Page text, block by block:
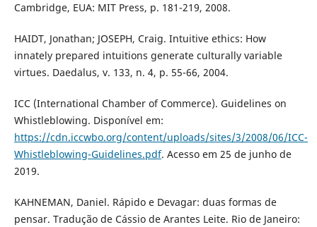
Cambridge, EUA: MIT Press, p. 181-219, 2008.
HAIDT, Jonathan; JOSEPH, Craig. Intuitive ethics: How
innately prepared intuitions generate culturally variable
virtues. Daedalus, v. 133, n. 4, p. 55-66, 2004.
ICC (International Chamber of Commerce). Guidelines on
Whistleblowing. Disponível em:
https://cdn.iccwbo.org/content/uploads/sites/3/2008/06/ICC-
Whistleblowing-Guidelines.pdf. Acesso em 25 de junho de
2019.
KAHNEMAN, Daniel. Rápido e Devagar: duas formas de
pensar. Tradução de Cássio de Arantes Leite. Rio de Janeiro: